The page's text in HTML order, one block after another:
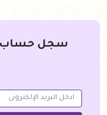
سجل حساب